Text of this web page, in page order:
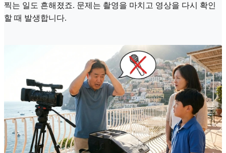
찍는 일도 흔해졌죠. 문제는 촬영을 마치고 영상을 다시 확인
할 때 발생합니다.